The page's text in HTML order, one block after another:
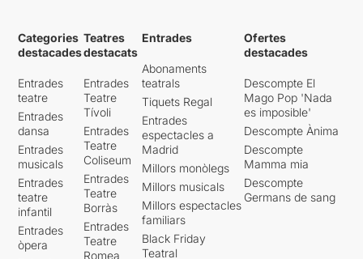
Categories
destacades
Entrades
teatre
Entrades
dansa
Entrades
musicals
Entrades
teatre
infantil
Entrades
òpera
Teatres
destacats
Entrades
Teatre
Tívoli
Entrades
Teatre
Coliseum
Entrades
Teatre
Borràs
Entrades
Teatre
Romea
Entrades
Abonaments
teatrals
Tiquets Regal
Entrades
espectacles a
Madrid
Millors monòlegs
Millors musicals
Millors espectacles
familiars
Black Friday
Teatral
Ofertes
destacades
Descompte El
Mago Pop 'Nada
es imposible'
Descompte Ànima
Descompte
Mamma mia
Descompte
Germans de sang